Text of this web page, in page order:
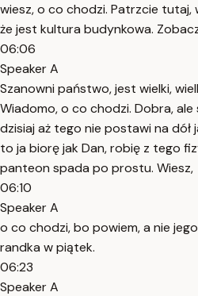
wiesz, o co chodzi. Patrzcie tutaj,
że jest kultura budynkowa.
06:06
Speaker A
Szanowni państwo, jest wielki,
Wiadomo, o co chodzi. Dobra,
dzisiaj aż tego nie postawi na dół
to ja biorę jak Dan, robię z tego
panteon spada po prostu. Wiesz,
06:10
Speaker A
o co chodzi, bo powiem, a nie
randka w piątek.
06:23
Speaker A